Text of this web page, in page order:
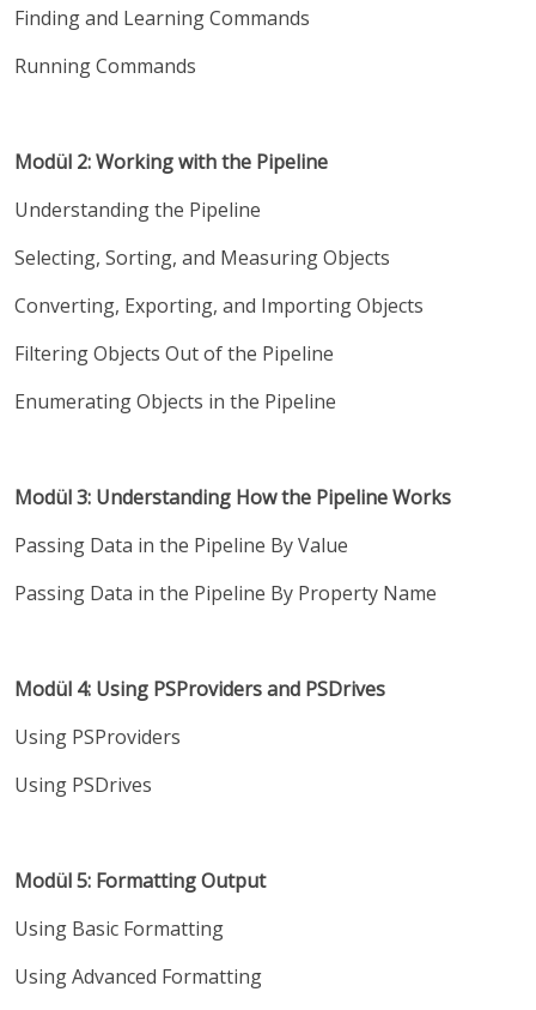
Finding and Learning Commands
Running Commands
Modül 2: Working with the Pipeline
Understanding the Pipeline
Selecting, Sorting, and Measuring Objects
Converting, Exporting, and Importing Objects
Filtering Objects Out of the Pipeline
Enumerating Objects in the Pipeline
Modül 3: Understanding How the Pipeline Works
Passing Data in the Pipeline By Value
Passing Data in the Pipeline By Property Name
Modül 4: Using PSProviders and PSDrives
Using PSProviders
Using PSDrives
Modül 5: Formatting Output
Using Basic Formatting
Using Advanced Formatting